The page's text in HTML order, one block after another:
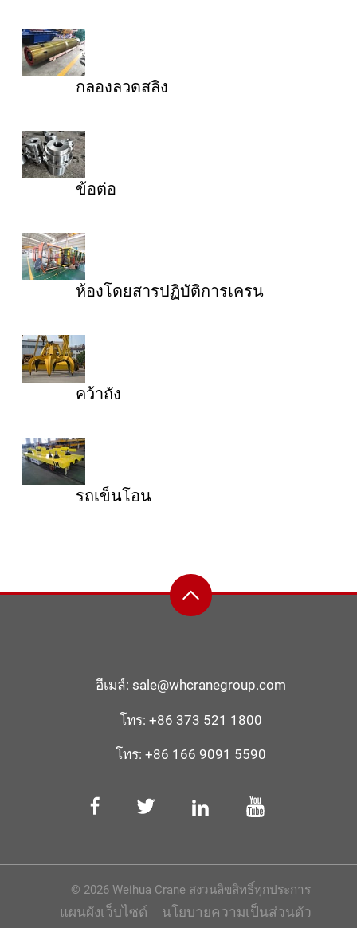
กลองลวดสลิง
ข้อต่อ
ห้องโดยสารปฏิบัติการเครน
คว้าถัง
รถเข็นโอน
อีเมล์: sale@whcranegroup.com
โทร:+86 373 521 1800
โทร:+86 166 9091 5590
© 2026 Weihua Crane สงวนลิขสิทธิ์ทุกประการ
แผนผังเว็บไซต์ นโยบายความเป็นส่วนตัว